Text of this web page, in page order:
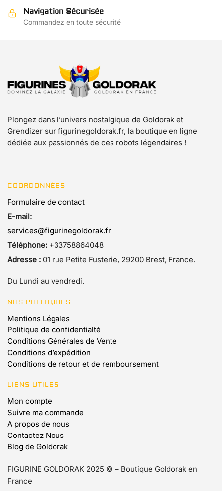
Navigation Sécurisée
Commandez en toute sécurité
Plongez dans l’univers nostalgique de Goldorak et
Grendizer sur figurinegoldorak.fr, la boutique en ligne
dédiée aux passionnés de ces robots légendaires !
COORDONNÉES
Formulaire de contact
E-mail:
services@figurinegoldorak.fr
Téléphone: +33758864048
Adresse : 01 rue Petite Fusterie, 29200 Brest, France.
Du Lundi au vendredi.
NOS POLITIQUES
Mentions Légales
Politique de confidentialté
Conditions Générales de Vente
Conditions d’expédition
Conditions de retour et de remboursement
LIENS UTILES
Mon compte
Suivre ma commande
A propos de nous
Contactez Nous
Blog de Goldorak
FIGURINE GOLDORAK 2025 © – Boutique Goldorak en
France